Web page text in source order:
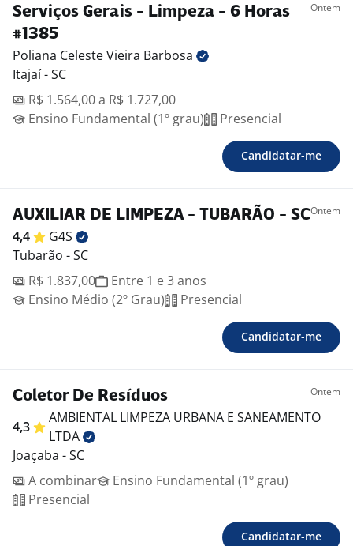
Serviços Gerais - Limpeza - 6 Horas
#1385
Ontem
Poliana Celeste Vieira Barbosa
Itajaí - SC
R$ 1.564,00 a R$ 1.727,00
Ensino Fundamental (1º grau)
Presencial
Candidatar-me
AUXILIAR DE LIMPEZA - TUBARÃO - SCOntem
4,4
G4S
Tubarão - SC
R$ 1.837,00
Entre 1 e 3 anos
Ensino Médio (2º Grau)
Presencial
Candidatar-me
Coletor De Resíduos Ontem
4,3
AMBIENTAL LIMPEZA URBANA E SANEAMENTO
LTDA
Joaçaba - SC
A combinar
Ensino Fundamental (1º grau)
Presencial
Candidatar-me